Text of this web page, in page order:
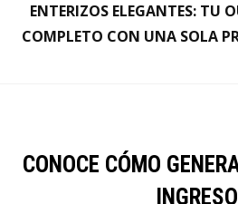
ENTERIZOS ELEGANTES: TU
COMPLETO CON UNA SOLA
CONOCE CÓMO